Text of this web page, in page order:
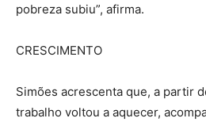
pobreza subiu”, afirma.
CRESCIMENTO
Simões acrescenta que, a partir
trabalho voltou a aquecer,